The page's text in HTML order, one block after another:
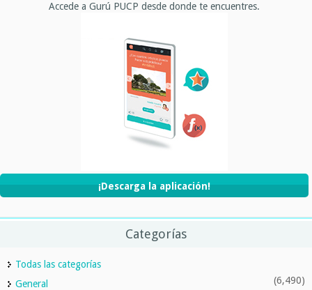
Accede a Gurú PUCP desde donde te encuentres.
¡Descarga la aplicación!
Categorías
Todas las categorías
General
(6,490)